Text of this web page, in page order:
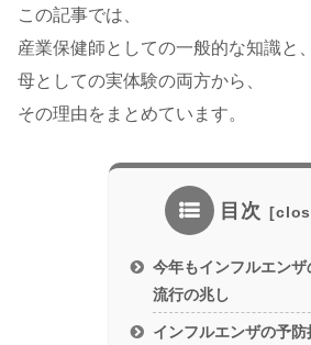
この記事では、
産業保健師としての一般的な知識と、
母としての実体験の両方から、
その理由をまとめています。
目次
今年もインフルエンザ
流行の兆し
インフルエンザの予防